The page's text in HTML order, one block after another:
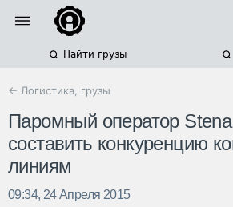
Найти грузы
← Логистика, грузы
Паромный оператор
составить конкуренцию
линиям
09:34, 24 Апреля 2015